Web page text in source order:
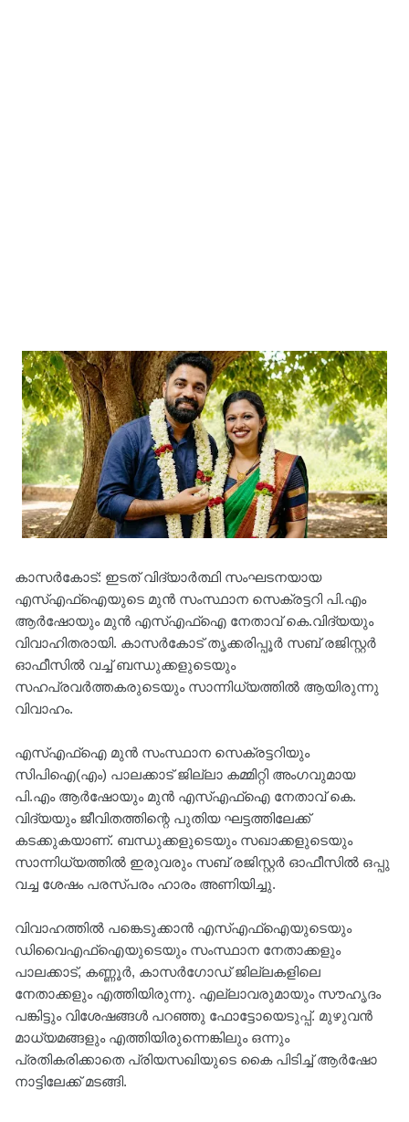
കാസർകോട്: ഇടത് വിദ്യാർത്ഥി സംഘടനയായ
എസ്എഫ്‌ഐയുടെ മുന്‍ സംസ്ഥാന സെക്രട്ടറി പി.എം
ആര്‍ഷോയും മുന്‍ എസ്എഫ്‌ഐ നേതാവ് കെ.വിദ്യയും
വിവാഹിതരായി. കാസർകോട് തൃക്കരിപ്പൂര്‍ സബ് രജിസ്റ്റര്‍
ഓഫീസില്‍ വച്ച് ബന്ധുക്കളുടെയും
സഹപ്രവര്‍ത്തകരുടെയും സാന്നിധ്യത്തില്‍ ആയിരുന്നു
വിവാഹം.
എസ്എഫ്‌ഐ മുന്‍ സംസ്ഥാന സെക്രട്ടറിയും
സിപിഐ(എം) പാലക്കാട് ജില്ലാ കമ്മിറ്റി അംഗവുമായ
പി.എം ആര്‍ഷോയും മുൻ എസ്എഫ്ഐ നേതാവ് കെ.
വിദ്യയും ജീവിതത്തിന്റെ പുതിയ ഘട്ടത്തിലേക്ക്
കടക്കുകയാണ്. ബന്ധുക്കളുടെയും സഖാക്കളുടെയും
സാന്നിധ്യത്തില്‍ ഇരുവരും സബ് രജിസ്റ്റർ ഓഫീസില്‍ ഒപ്പു
വച്ച ശേഷം പരസ്പരം ഹാരം അണിയിച്ചു.
വിവാഹത്തില്‍ പങ്കെടുക്കാന്‍ എസ്എഫ്‌ഐയുടെയും
ഡിവൈഎഫ്‌ഐയുടെയും സംസ്ഥാന നേതാക്കളും
പാലക്കാട്, കണ്ണൂര്‍, കാസര്‍ഗോഡ് ജില്ലകളിലെ
നേതാക്കളും എത്തിയിരുന്നു. എല്ലാവരുമായും സൗഹൃദം
പങ്കിട്ടും വിശേഷങ്ങള്‍ പറഞ്ഞു ഫോട്ടോയെടുപ്പ്. മുഴുവന്‍
മാധ്യമങ്ങളും എത്തിയിരുന്നെങ്കിലും ഒന്നും
പ്രതികരിക്കാതെ പ്രിയസഖിയുടെ കൈ പിടിച്ച് ആര്‍ഷോ
നാട്ടിലേക്ക് മടങ്ങി.